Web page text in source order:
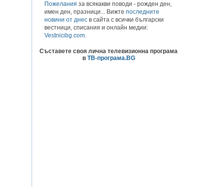
Пожелания за всякакви поводи - рожден ден,
имен ден, празници... Вижте последните
новини от днес в сайта с всички български
вестници, списания и онлайн медии:
Vestnicibg.com.
Съставете своя лична телевизионна програма
в ТВ-програма.BG